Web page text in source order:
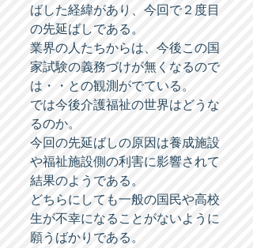
ばした経緯があり、今回で２度目
の先延ばしである。
業界の人たちからは、今後この国
家試験の義務づけが無くなるので
は・・との観測がでている。
では今後介護福祉の世界はどうな
るのか。
今回の先延ばしの原因は養成施設
や福祉施設側の利害に影響されて
結果のようである。
どちらにしても一般の国民や高校
生が不幸になることがないように
願うばかりである。